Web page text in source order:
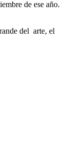
de ese año.
del arte, el